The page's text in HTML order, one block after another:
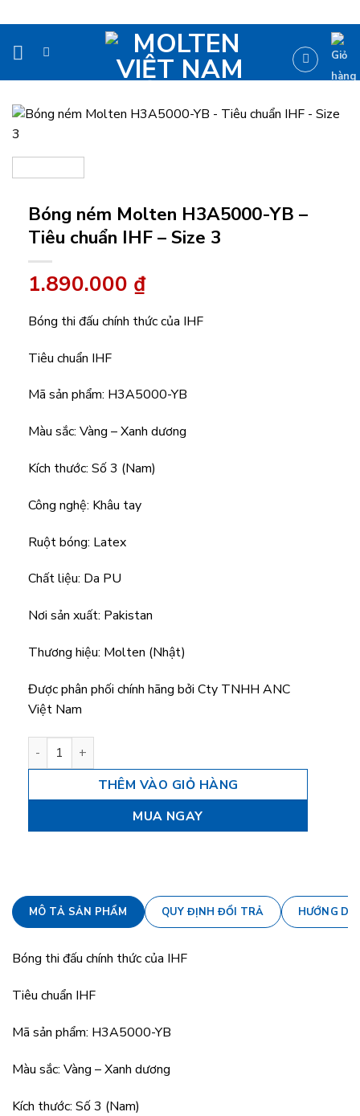
qua
Bóng ném Molten H3A5000-YB –
Tiêu chuẩn IHF – Size 3
1.890.000 ₫
Bóng thi đấu chính thức của IHF
Tiêu chuẩn IHF
Mã sản phẩm: H3A5000-YB
Màu sắc: Vàng – Xanh dương
Kích thước: Số 3 (Nam)
Công nghệ: Khâu tay
Ruột bóng: Latex
Chất liệu: Da PU
Nơi sản xuất: Pakistan
Thương hiệu: Molten (Nhật)
Được phân phối chính hãng bởi Cty TNHH ANC
Việt Nam
Bóng ném Molten H3A5000-YB - Tiêu chuẩn IHF - Size 3
THÊM VÀO GIỎ HÀNG
MUA NGAY
MÔ TẢ SẢN PHẨM QUY ĐỊNH ĐỔI TRẢ HƯỚNG
Bóng thi đấu chính thức của IHF
Tiêu chuẩn IHF
Mã sản phẩm: H3A5000-YB
Màu sắc: Vàng – Xanh dương
Kích thước: Số 3 (Nam)